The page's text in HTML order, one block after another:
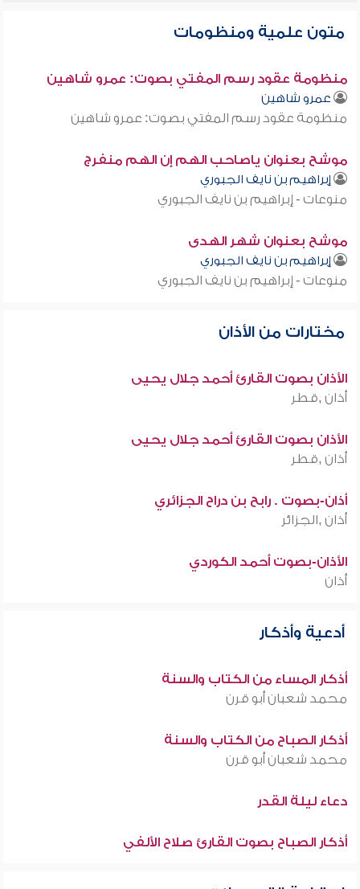
متون علمية ومنظومات
منظومة عقود رسم المفتي بصوت: عمرو شاهين
عمرو شاهين
منظومة عقود رسم المفتي بصوت: عمرو شاهين
موشح بعنوان ياصاحب الهم إن الهم منفرج
إبراهيم بن نايف الجبوري
منوعات - إبراهيم بن نايف الجبوري
موشح بعنوان شهر الهدى
إبراهيم بن نايف الجبوري
منوعات - إبراهيم بن نايف الجبوري
مختارات من الأذان
الأذان بصوت القارئ أحمد جلال يحيى
أذان ,قطر
الأذان بصوت القارئ أحمد جلال يحيى
أذان ,قطر
أذان-بصوت . رابح بن دراح الجزائري
أذان ,الجزائر
الأذان-بصوت أحمد الكوردي
أذان
أدعية وأذكار
أذكار المساء من الكتاب والسنة
محمد شعبان أبو قرن
أذكار الصباح من الكتاب والسنة
محمد شعبان أبو قرن
دعاء ليلة القدر
أذكار الصباح بصوت القارئ صلاح الألفي